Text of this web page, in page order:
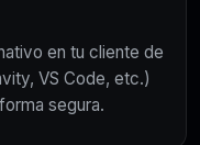
en tu cliente de
VS Code, etc.)
segura.